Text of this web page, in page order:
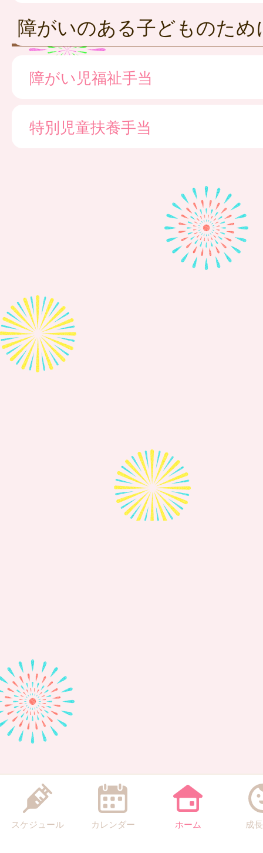
障がいのある子どものため
障がい児福祉手当
特別児童扶養手当
スケジュール カレンダー ホーム 成